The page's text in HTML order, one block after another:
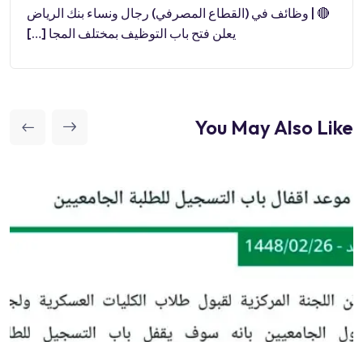
🔴 | وظائف في (القطاع المصرفي) رجال ونساء بنك الرياض
يعلن فتح باب التوظيف بمختلف المجا […]
You May Also Like